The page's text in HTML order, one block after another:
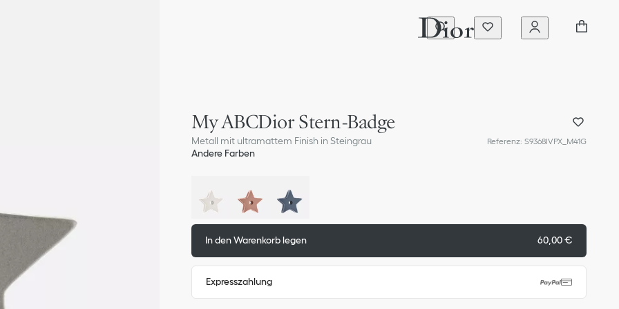
My ABCDior Stern-Badge
Metall mit ultramattem Finish in Steingrau Referenz:S9368IVPX_M41G
Andere Farben
In den Warenkorb legen 60,00 €
Expresszahlung